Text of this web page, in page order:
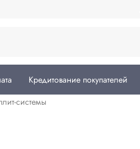
Кредитование покупателей
системы